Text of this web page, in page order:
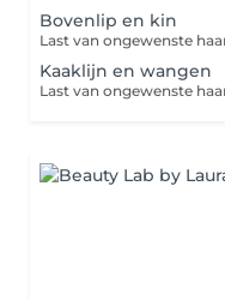
Bovenlip en kin
Kaaklijn en wangen